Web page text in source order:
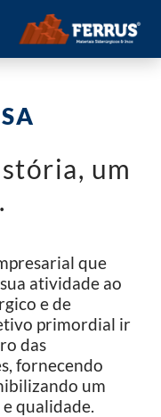
um
que
atividade ao
e de
primordial ir
das
fornecendo
um
qualidade.